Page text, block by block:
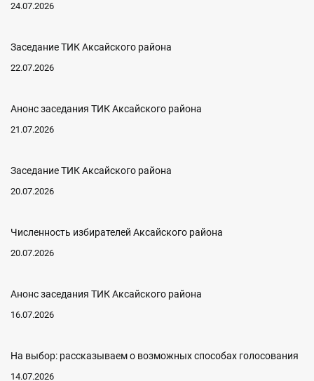
24.07.2026
Заседание ТИК Аксайского района
22.07.2026
Анонс заседания ТИК Аксайского района
21.07.2026
Заседание ТИК Аксайского района
20.07.2026
Численность избирателей Аксайского района
20.07.2026
Анонс заседания ТИК Аксайского района
16.07.2026
На выбор: рассказываем о возможных способах голосования
14.07.2026